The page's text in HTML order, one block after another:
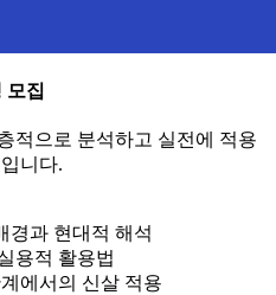
모집
적으로 분석하고 실전에 적용
니다.
경과 현대적 해석
용적 활용법
에서의 신살 적용